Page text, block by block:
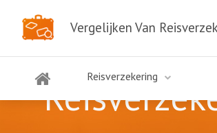
Vergelijken Van
Reisverzekering